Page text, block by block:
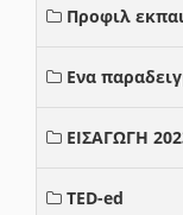
Προφιλ
Ενα
ΕΙΣΑΓΩΓΗ
TED-ed